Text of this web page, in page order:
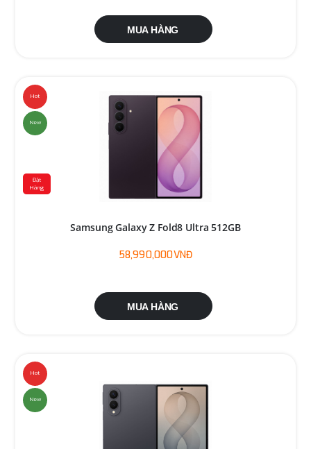
MUA HÀNG
Hot
New
Đặt
Hàng
Samsung Galaxy Z Fold8 Ultra 512GB
58,990,000VNĐ
MUA HÀNG
Hot
New